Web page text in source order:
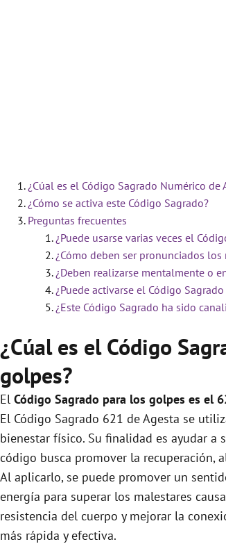
¿Cúal es el Código Sagrado Numérico de
¿Cómo se activa este Código Sagrado?
Preguntas frecuentes
¿Puede usarse varias veces el
¿Cómo deben ser pronunciados los
¿Deben realizarse mentalmente o
¿Puede activarse el Código
¿Este Código Sagrado ha sido
¿Cúal es el Código
golpes?
El Código Sagrado para los golpes es el
El Código Sagrado 621 de Agesta se
bienestar físico. Su finalidad es ayudar
código busca promover la recuperación,
Al aplicarlo, se puede promover un
energía para superar los malestares
resistencia del cuerpo y mejorar la
más rápida y efectiva.